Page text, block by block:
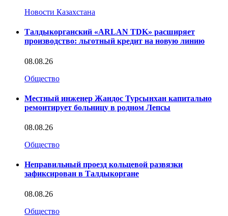
Новости Казахстана
Талдыкорганский «ARLAN TDK» расширяет
производство: льготный кредит на новую линию
08.08.26
Общество
Местный инженер Жандос Турсынхан капитально
ремонтирует больницу в родном Лепсы
08.08.26
Общество
Неправильный проезд кольцевой развязки
зафиксирован в Талдыкоргане
08.08.26
Общество